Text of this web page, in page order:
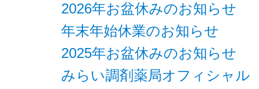
2026年お盆休みのお知らせ
年末年始休業のお知らせ
2025年お盆休みのお知らせ
みらい調剤薬局オフィシャル